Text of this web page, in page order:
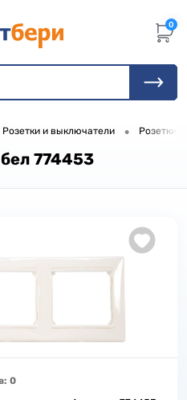
0
Розетки и выключатели • Розетки,
774453
0